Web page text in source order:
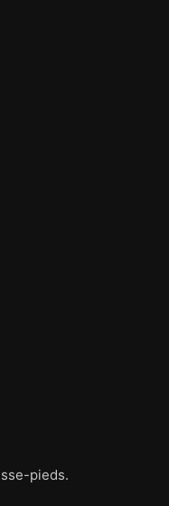
pieds.